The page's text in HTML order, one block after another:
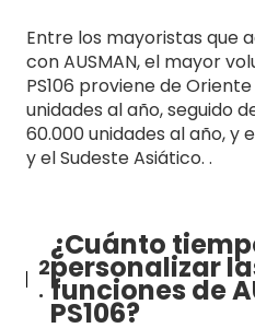
Entre los mayoristas que
con AUSMAN, el mayor
PS106 proviene de
unidades al año, seguido
60.000 unidades al año, y
y el Sudeste Asiático. .
2
.
¿Cuánto
personalizar
funciones de
PS106?